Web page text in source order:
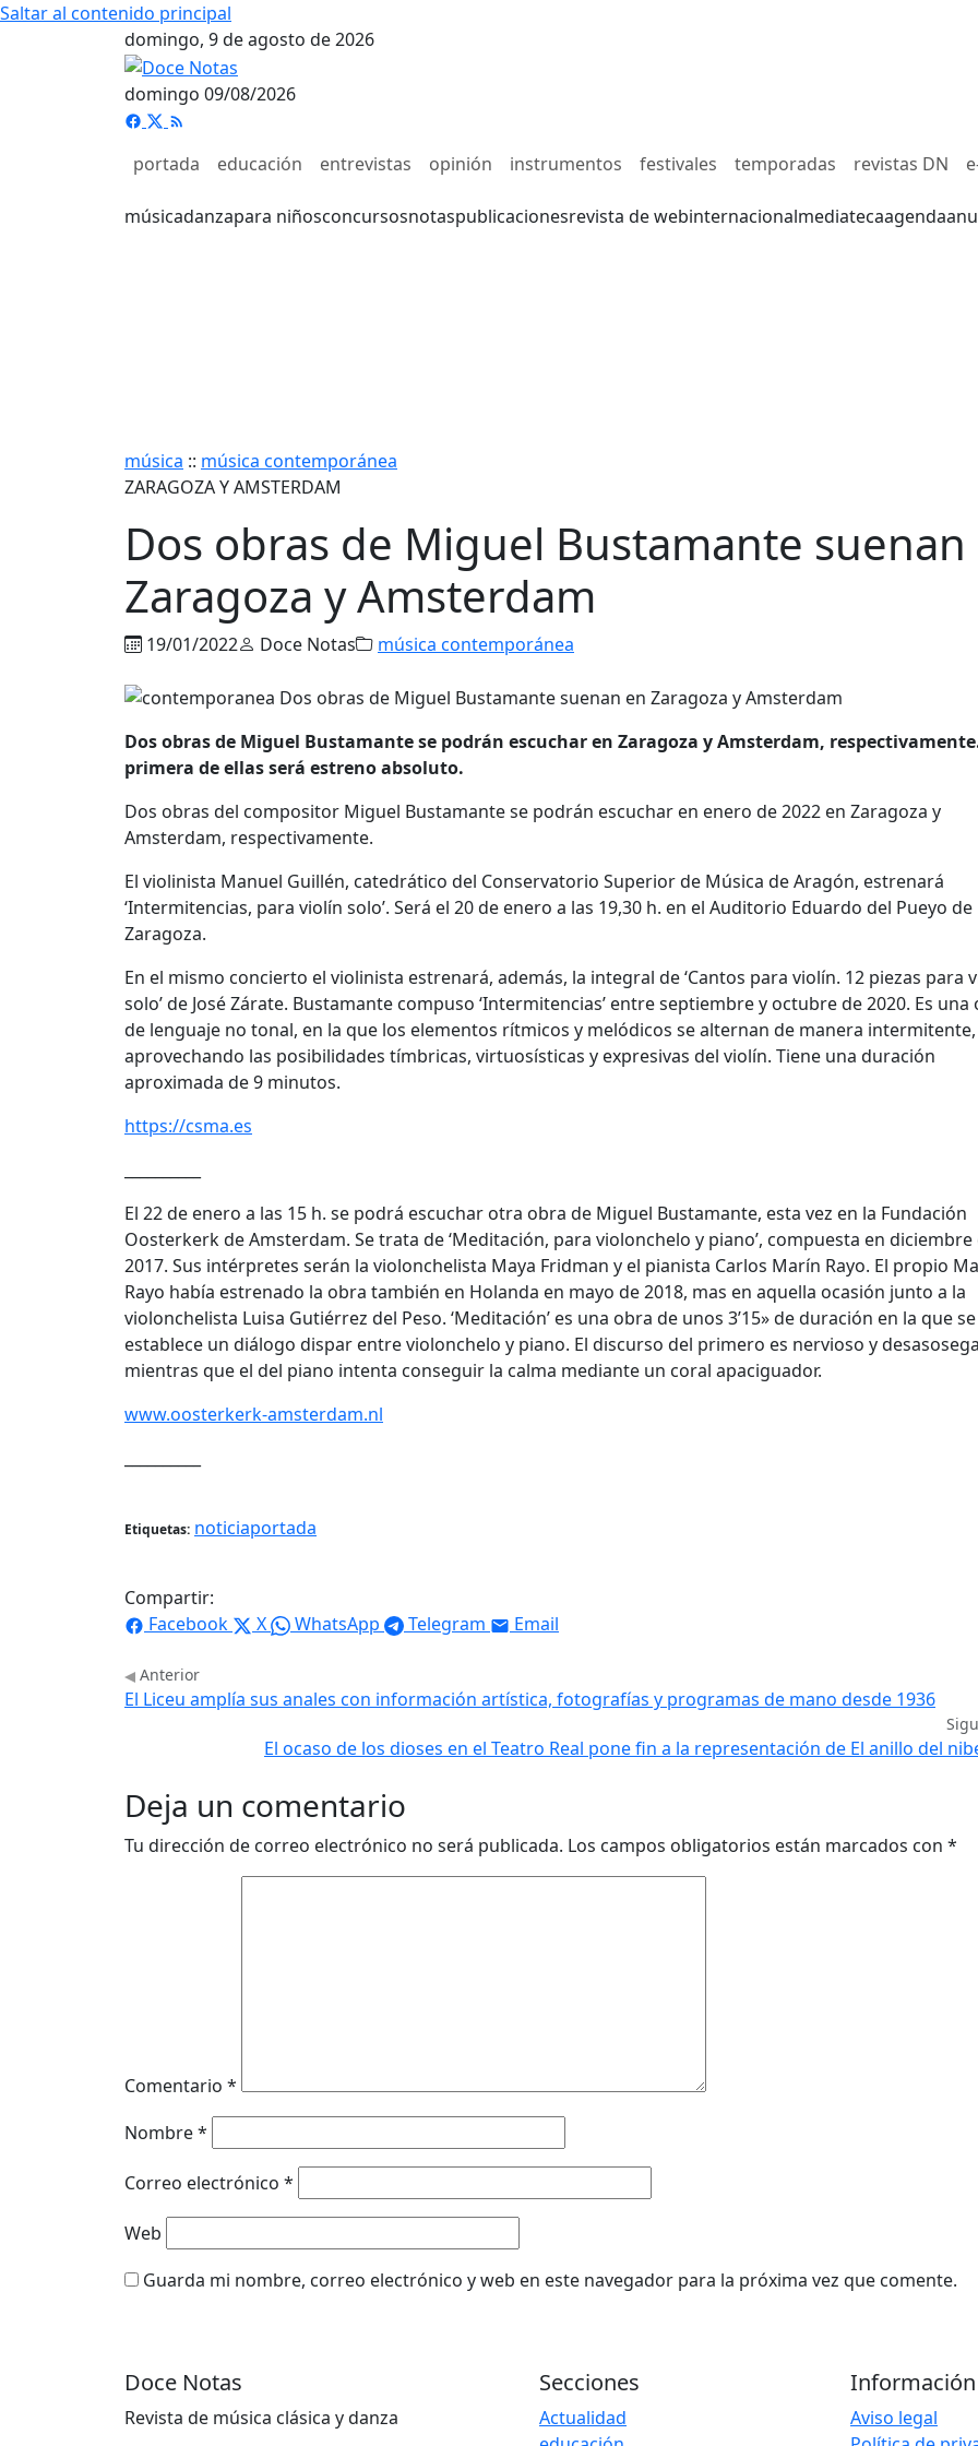
Saltar al contenido principal
domingo, 9 de agosto de 2026
domingo 09/08/2026
portada educación entrevistas opinión instrumentos festivales temporadas revistas DN
músicadanzapara niñosconcursosnotaspublicacionesrevista de webinternacionalmediatecaagenda
música :: música contemporánea
ZARAGOZA Y AMSTERDAM
Dos obras de Miguel Bustamante suenan
Zaragoza y Amsterdam
19/01/2022 Doce Notas música contemporánea
Dos obras de Miguel Bustamante se podrán escuchar en Zaragoza y Amsterdam,
primera de ellas será estreno absoluto.
Dos obras del compositor Miguel Bustamante se podrán escuchar en enero de 2022 en Zaragoza y
Amsterdam, respectivamente.
El violinista Manuel Guillén, catedrático del Conservatorio Superior de Música de Aragón, estrenará
‘Intermitencias, para violín solo’. Será el 20 de enero a las 19,30 h. en el Auditorio Eduardo del Pueyo de
Zaragoza.
En el mismo concierto el violinista estrenará, además, la integral de ‘Cantos para violín. 12 piezas para
solo’ de José Zárate. Bustamante compuso ‘Intermitencias’ entre septiembre y octubre de 2020. Es una
de lenguaje no tonal, en la que los elementos rítmicos y melódicos se alternan de manera intermitente,
aprovechando las posibilidades tímbricas, virtuosísticas y expresivas del violín. Tiene una duración
aproximada de 9 minutos.
https://csma.es
El 22 de enero a las 15 h. se podrá escuchar otra obra de Miguel Bustamante, esta vez en la Fundación
Oosterkerk de Amsterdam. Se trata de ‘Meditación, para violonchelo y piano’, compuesta en diciembre
2017. Sus intérpretes serán la violonchelista Maya Fridman y el pianista Carlos Marín Rayo. El propio
Rayo había estrenado la obra también en Holanda en mayo de 2018, mas en aquella ocasión junto a la
violonchelista Luisa Gutiérrez del Peso. ‘Meditación’ es una obra de unos 3’15» de duración en la que se
establece un diálogo dispar entre violonchelo y piano. El discurso del primero es nervioso y
mientras que el del piano intenta conseguir la calma mediante un coral apaciguador.
www.oosterkerk-amsterdam.nl
Etiquetas: noticiaportada
Compartir:
Facebook
X WhatsApp Telegram Email
Anterior
El Liceu amplía sus anales con información artística, fotografías y programas de mano desde 1936
El ocaso de los dioses en el Teatro Real pone fin a la representación de El anillo del
Deja un comentario
Tu dirección de correo electrónico no será publicada. Los campos obligatorios están marcados con *
Comentario *
Nombre*
Correo electrónico *
Web
Guarda mi nombre, correo electrónico y web en este navegador para la próxima vez que comente.
Doce Notas
Revista de música clásica y danza
Secciones
Actualidad
Información
Aviso legal